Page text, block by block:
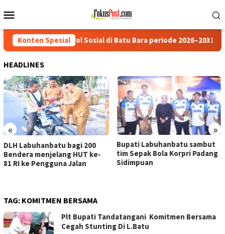
ke
Mobile
Konten Spesial
Sosial di Batu Bara periode 2026–2031. DLH
HEADLINES
« »
DLH Labuhanbatu bagi 200
Bendera menjelang HUT ke-
81 RI ke Pengguna Jalan
Bupati Labuhanbatu sambut
tim Sepak Bola Korpri Padang
Sidimpuan
TAG: KOMITMEN BERSAMA
Plt Bupati Tandatangani Komitmen Bersama
Cegah Stunting Di L.Batu